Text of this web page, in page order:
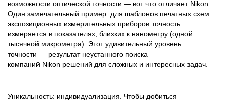
возможности оптической точности — вот что отличает Nikon.
Один замечательный пример: для шаблонов печатных схем
экспозиционных измерительных приборов точность
измеряется в показателях, близких к нанометру (одной
тысячной микрометра). Этот удивительный уровень
точности — результат неустанного поиска
компаний Nikon решений для сложных и интересных задач.
Уникальность: индивидуализация. Чтобы добиться